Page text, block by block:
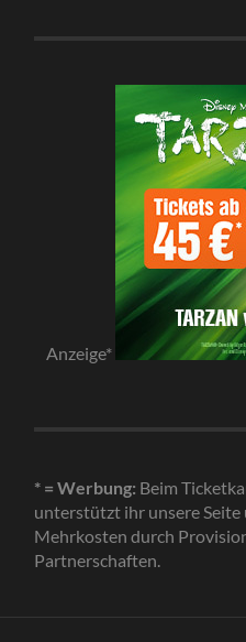
Anzeige*
* = Werbung: Beim
unterstützt ihr unsere
Mehrkosten durch
Partnerschaften.